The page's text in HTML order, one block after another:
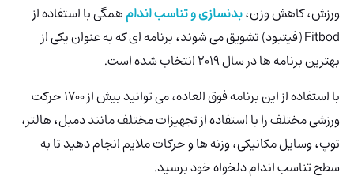
ورزش، کاهش وزن،بدنسازی و تناسب اندامهمگی با استفاده از
Fitbod (فیتبود) تشویق می شوند، برنامه ای که به عنوان یکی از
بهترین برنامه ها در سال 2019 انتخاب شده است.
با استفاده از این برنامه فوق العاده، می توانید بیش از 1700 حرکت
ورزشی مختلف را با استفاده از تجهیزات مختلف مانند دمبل، هالتر،
توپ، وسایل مکانیکی، وزنه ها و حرکات ملایم انجام دهید تا به
سطح تناسب اندام دلخواه خود برسید.